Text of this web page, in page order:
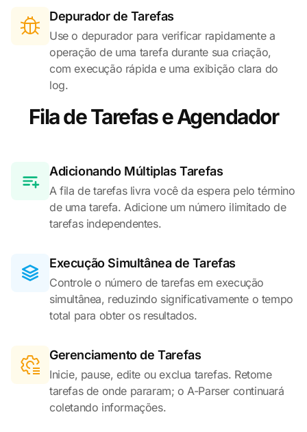
Depurador de Tarefas
Use o depurador para verificar rapidamente a
operação de uma tarefa durante sua criação,
com execução rápida e uma exibição clara do
log.
Fila de Tarefas e Agendador
Adicionando Múltiplas Tarefas
A fila de tarefas livra você da espera pelo término
de uma tarefa. Adicione um número ilimitado de
tarefas independentes.
Execução Simultânea de Tarefas
Controle o número de tarefas em execução
simultânea, reduzindo significativamente o tempo
total para obter os resultados.
Gerenciamento de Tarefas
Inicie, pause, edite ou exclua tarefas. Retome
tarefas de onde pararam; o A-Parser continuará
coletando informações.